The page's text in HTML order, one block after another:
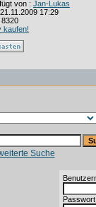
von : Jan-Lukas
17:29
8320
kaufen!
Suche